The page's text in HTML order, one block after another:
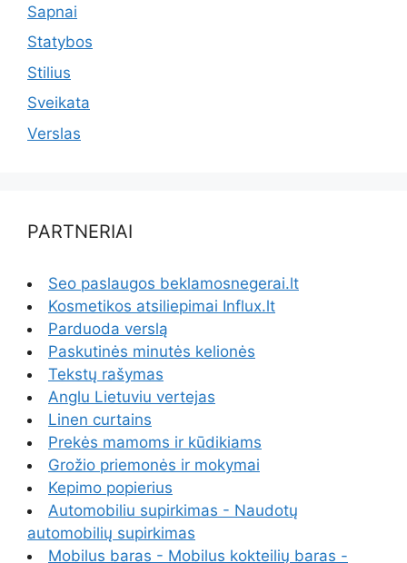
Sapnai
Statybos
Stilius
Sveikata
Verslas
PARTNERIAI
Seo paslaugos beklamosnegerai.lt
Kosmetikos atsiliepimai Influx.lt
Parduoda verslą
Paskutinės minutės kelionės
Tekstų rašymas
Anglu Lietuviu vertejas
Linen curtains
Prekės mamoms ir kūdikiams
Grožio priemonės ir mokymai
Kepimo popierius
Automobiliu supirkimas - Naudotų
automobilių supirkimas
Mobilus baras - Mobilus kokteilių baras -